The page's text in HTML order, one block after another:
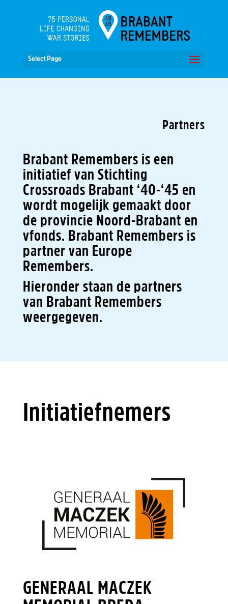
Select Page
Partners
Brabant Remembers is een
initiatief van Stichting
Crossroads Brabant ‘40-‘45 en
wordt mogelijk gemaakt door
de provincie Noord-Brabant en
vfonds. Brabant Remembers is
partner van Europe
Remembers.
Hieronder staan de partners
van Brabant Remembers
weergegeven.
Initiatiefnemers
GENERAAL MACZEK